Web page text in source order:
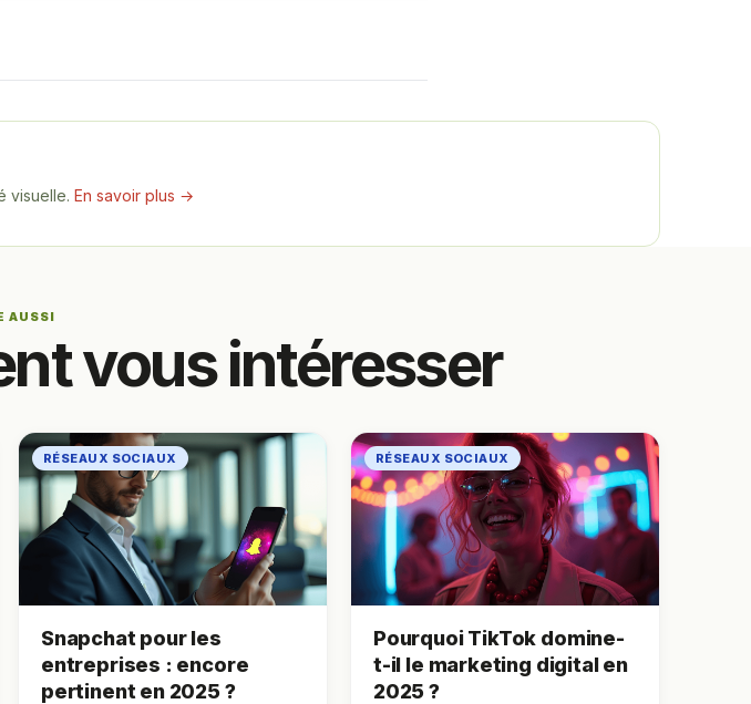
visuelle. En savoir plus →
AUSSI
vous intéresser
RÉSEAUX SOCIAUX
Snapchat pour les
entreprises : encore
pertinent en 2025 ?
RÉSEAUX SOCIAUX
Pourquoi TikTok domine-
t-il le marketing digital en
2025 ?